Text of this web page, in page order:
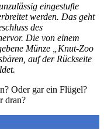
eingestufte
werden. Das geht
des
Die von einem
Münze „Knut-Zoo
auf der Rückseite
Oder gar ein Flügel?
dran?